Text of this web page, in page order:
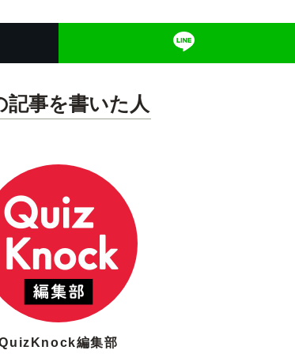
記事を書いた人
編集部